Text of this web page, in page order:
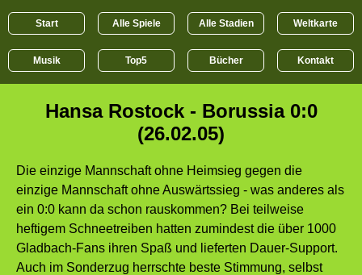
Start Alle Spiele Alle Stadien Weltkarte
Musik Top5 Bücher Kontakt
Hansa Rostock - Borussia 0:0
(26.02.05)
Die einzige Mannschaft ohne Heimsieg gegen die
einzige Mannschaft ohne Auswärtssieg - was anderes als
ein 0:0 kann da schon rauskommen? Bei teilweise
heftigem Schneetreiben hatten zumindest die über 1000
Gladbach-Fans ihren Spaß und lieferten Dauer-Support.
Auch im Sonderzug herrschte beste Stimmung, selbst